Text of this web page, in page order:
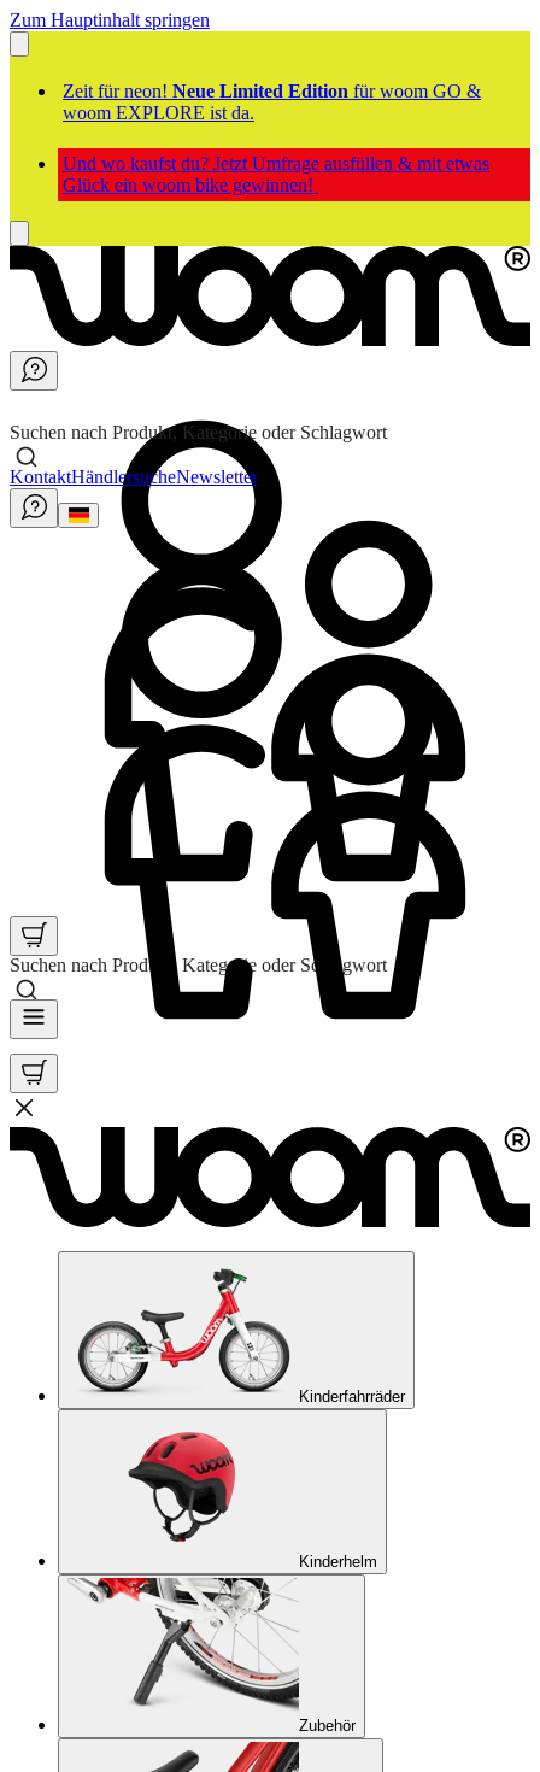
Zum Hauptinhalt springen
Zeit für neon! Neue Limited Edition für woom GO &
woom EXPLORE ist da.
Und wo kaufst du? Jetzt Umfrage ausfüllen & mit etwas
Glück ein woom bike gewinnen!
Suchen nach Produkt, Kategorie oder Schlagwort
Suchen nach Produkt, Kategorie oder Schlagwort
KontaktHändlersucheNewsletter
Kinderfahrräder
Kinderhelm
Zubehör